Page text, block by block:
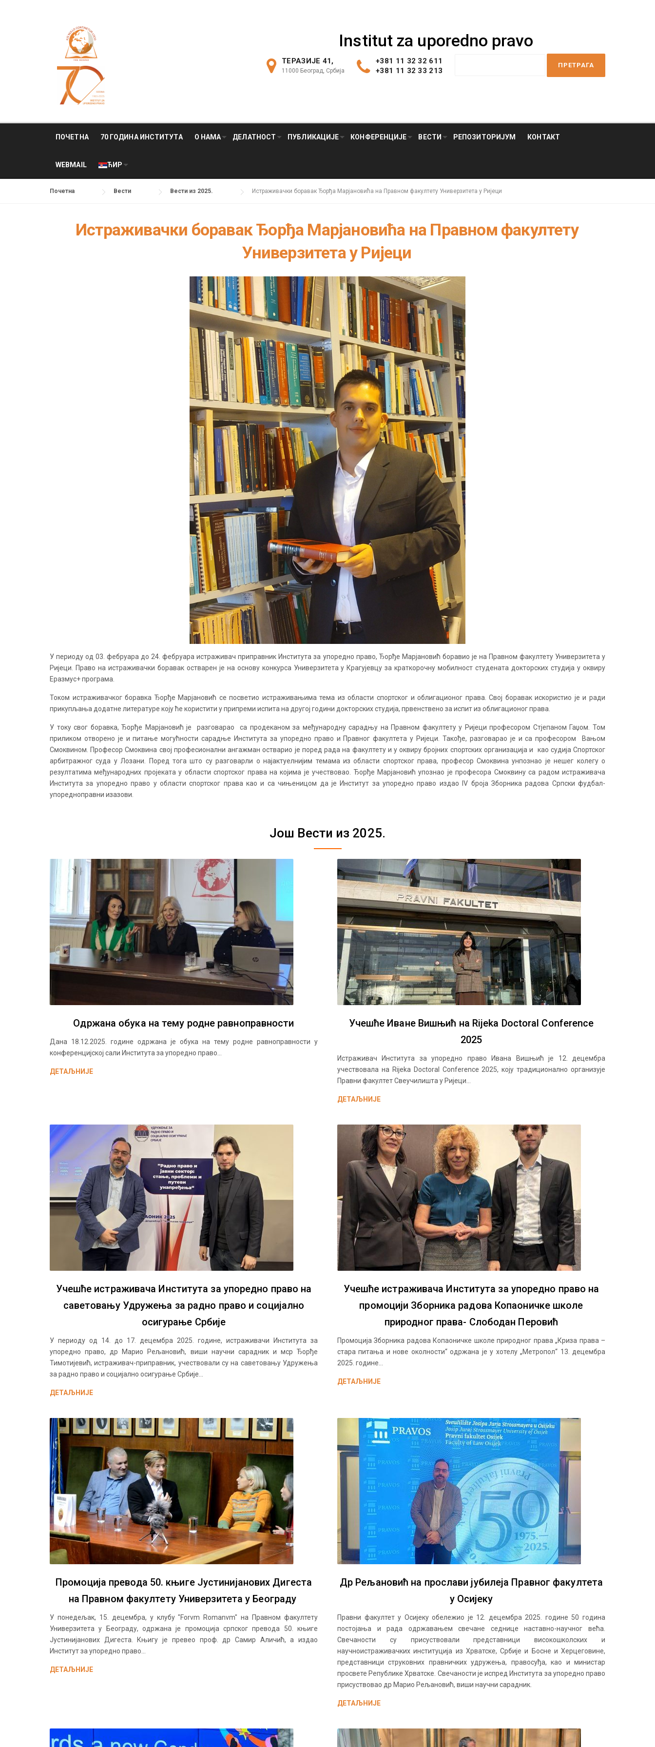
Institut za uporedno pravo
ТЕРАЗИЈЕ 41,
11000 Београд, Србија
+381 11 32 32 611
+381 11 32 33 213
f
o
ПОЧЕТНА 70 ГОДИНА ИНСТИТУТА О НАМА ДЕЛАТНОСТ ПУБЛИКАЦИЈЕ КОНФЕРЕНЦИЈЕ ВЕСТИ РЕПОЗИТОРИЈУМ КОНТАКТ
WEBMAIL ЋИР
Почетна Вести Вести из 2025. Истраживачки боравак Ђорђа Марјановића на Правном факултету Универзитета у Ријеци
Истраживачки боравак Ђорђа Марјановића на Правном факултету
Универзитета у Ријеци
У периоду од 03. фебруара до 24. фебруара истраживач приправник Института за упоредно право, Ђорђе Марјановић боравио је на Правном факултету Универзитета у
Ријеци. Право на истраживачки боравак остварен је на основу конкурса Универзитета у Крагујевцу за краткорочну мобилност студената докторских студија у оквиру
Еразмус+ програма.
Током истраживачког боравка Ђорђе Марјановић се посветио истраживањима тема из области спортског и облигационог права. Свој боравак искористио је и ради
прикупљања додатне литературе коју ће користити у припреми испита на другој години докторских студија, првенствено за испит из облигационог права.
У току свог боравка, Ђорђе Марјановић је разговарао са продеканом за међународну сарадњу на Правном факултету у Ријеци професором Стјепаном Гаџом. Том
приликом отворено је и питање могућности сарадње Института за упоредно право и Правног факултета у Ријеци. Такође, разговарао је и са професором Вањом
Смоквином. Професор Смоквина свој професионални ангажман остварио је поред рада на факултету и у оквиру бројних спортских организација и као судија Спортског
арбитражног суда у Лозани. Поред тога што су разговарли о најактуелнијим темама из области спортског права, професор Смоквина унпознао је нешег колегу о
резултатима међународних пројеката у области спортског права на којима је учествовао. Ђорђе Марјановић упознао је професора Смоквину са радом истраживача
Института за упоредно право у области спортског права као и са чињеницом да је Институт за упоредно право издао IV броја Зборника радова Српски фудбал-
упоредноправни изазови.
Још Вести из 2025.
Одржана обука на тему родне равноправности
Дана 18.12.2025. године одржана је обука на тему родне равноправности у
конференцијској сали Института за упоредно право...
ДЕТАЉНИЈЕ
Учешће Иване Вишњић на Rijeka Doctoral Conference
2025
Истраживач Института за упоредно право Ивана Вишњић је 12. децембра
учествовала на Rijeka Doctoral Conference 2025, коју традиционално организује
Правни факултет Свеучилишта у Ријеци...
ДЕТАЉНИЈЕ
Учешће истраживача Института за упоредно право на
саветовању Удружења за радно право и социјално
осигурање Србије
У периоду од 14. до 17. децембра 2025. године, истраживачи Института за
упоредно право, др Марио Рељановић, виши научни сарадник и мср Ђорђе
Тимотијевић, истраживач-приправник, учествовали су на саветовању Удружења
за радно право и социјално осигурање Србије...
ДЕТАЉНИЈЕ
Учешће истраживача Института за упоредно право на
промоцији Зборника радова Копаоничке школе
природног права- Слободан Перовић
Промоција Зборника радова Копаоничке школе природног права „Криза права –
стара питања и нове околности“ одржана је у хотелу „Метропол“ 13. децембра
2025. године...
ДЕТАЉНИЈЕ
Промоција превода 50. књиге Јустинијанових Дигеста
на Правном факултету Универзитета у Београду
У понедељак, 15. децембра, у клубу "Forvm Romanvm" на Правном факултету
Универзитета у Београду, одржана је промоција српског превода 50. књиге
Јустинијанових Дигеста. Књигу је превео проф. др Самир Аличић, а издао
Институт за упоредно право...
ДЕТАЉНИЈЕ
Др Рељановић на прослави јубилеја Правног факултета
у Осијеку
Правни факултет у Осијеку обележио је 12. децембра 2025. године 50 година
постојања и рада одржавањем свечане седнице наставно-научног већа.
Свечаности су присуствовали представници високошколских и
научноистраживачких институција из Хрватске, Србије и Босне и Херцеговине,
представници струковних правничких удружења, правосуђа, као и министар
просвете Републике Хрватске. Свечаности је испред Института за упоредно право
присуствовао др Марио Рељановић, виши научни сарадник.
ДЕТАЉНИЈЕ